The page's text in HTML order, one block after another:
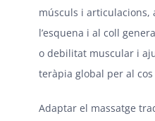
músculs i articulacions,
l’esquena i al coll
o debilitat muscular i
teràpia global per al
Adaptar el massatge